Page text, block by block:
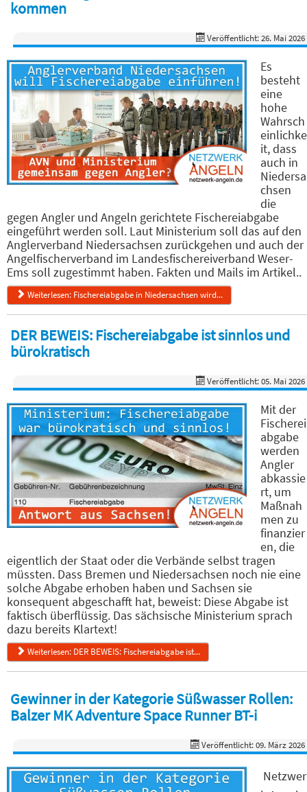
kommen
Veröffentlicht: 26. Mai 2026
Es
besteht
eine
hohe
Wahrsch
einlichke
it, dass
auch in
Niedersa
chsen
die
gegen Angler und Angeln gerichtete Fischereiabgabe
eingeführt werden soll. Laut Ministerium soll das auf den
Anglerverband Niedersachsen zurückgehen und auch der
Angelfischerverband im Landesfischereiverband Weser-
Ems soll zugestimmt haben. Fakten und Mails im Artikel..
Weiterlesen: Fischereiabgabe in Niedersachsen wird...
DER BEWEIS: Fischereiabgabe ist sinnlos und
bürokratisch
Veröffentlicht: 05. Mai 2026
Mit der
Fischerei
abgabe
werden
Angler
abkassie
rt, um
Maßnah
men zu
finanzier
en, die
eigentlich der Staat oder die Verbände selbst tragen
müssten. Dass Bremen und Niedersachsen noch nie eine
solche Abgabe erhoben haben und Sachsen sie
konsequent abgeschafft hat, beweist: Diese Abgabe ist
faktisch überflüssig. Das sächsische Ministerium sprach
dazu bereits Klartext!
Weiterlesen: DER BEWEIS: Fischereiabgabe ist...
Gewinner in der Kategorie Süßwasser Rollen:
Balzer MK Adventure Space Runner BT-i
Veröffentlicht: 09. März 2026
Netzwer